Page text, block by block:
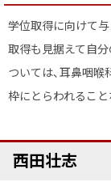
学位取得に向けて
取得も見据えて自
ついては、耳鼻咽
枠にとらわれること
ト
西田壮志